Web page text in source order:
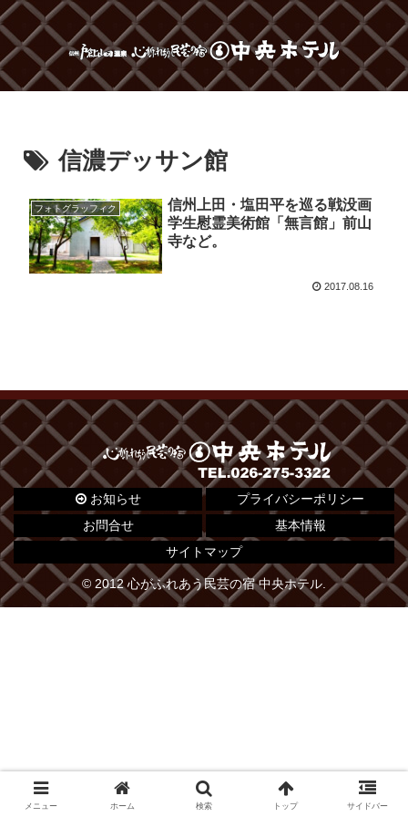
信濃デッサン館
フォトグラッフィク
信州上田・塩田平を巡る戦没画
学生慰霊美術館「無言館」前山
寺など。
2017.08.16
お知らせ
プライバシーポリシー
お問合せ
基本情報
サイトマップ
© 2012 心がふれあう民芸の宿 中央ホテル.
メニュー ホーム 検索 トップ サイドバー